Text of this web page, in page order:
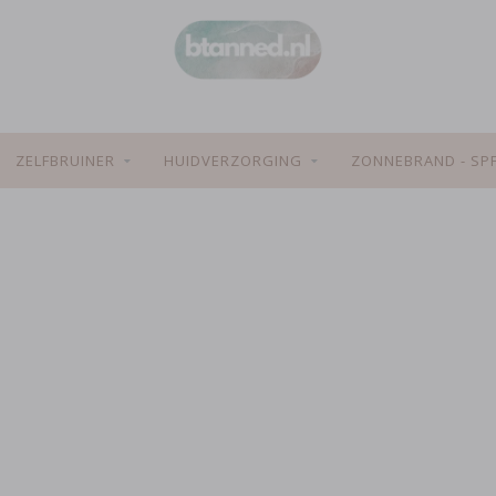
ZELFBRUINER HUIDVERZORGING ZONNEBRAND - SPF